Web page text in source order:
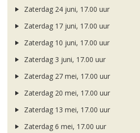
Zaterdag 24 juni, 17.00 uur
Zaterdag 17 juni, 17.00 uur
Zaterdag 10 juni, 17.00 uur
Zaterdag 3 juni, 17.00 uur
Zaterdag 27 mei, 17.00 uur
Zaterdag 20 mei, 17.00 uur
Zaterdag 13 mei, 17.00 uur
Zaterdag 6 mei, 17.00 uur